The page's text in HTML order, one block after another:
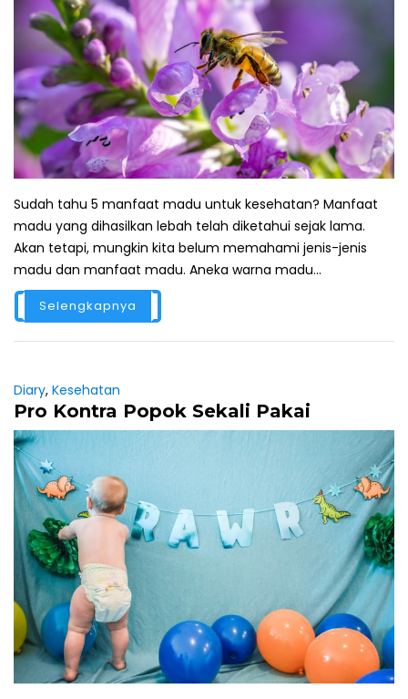
Sudah tahu 5 manfaat madu untuk kesehatan? Manfaat
madu yang dihasilkan lebah telah diketahui sejak lama.
Akan tetapi, mungkin kita belum memahami jenis-jenis
madu dan manfaat madu. Aneka warna madu...
Selengkapnya
Diary, Kesehatan
Pro Kontra Popok Sekali Pakai